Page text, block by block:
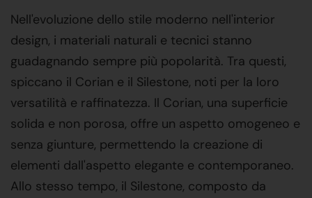
Nell'evoluzione dello stile moderno nell'interior
design, i materiali naturali e tecnici stanno
guadagnando sempre più popolarità. Tra questi,
spiccano il Corian e il Silestone, noti per la loro
versatilità e raffinatezza. Il Corian, una superficie
solida e non porosa, offre un aspetto omogeneo e
senza giunture, permettendo la creazione di
elementi dall'aspetto elegante e contemporaneo.
Allo stesso tempo, il Silestone, composto da